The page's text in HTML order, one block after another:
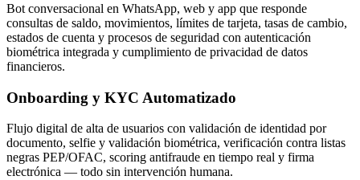
Bot conversacional en WhatsApp, web y app que responde
consultas de saldo, movimientos, límites de tarjeta, tasas de cambio,
estados de cuenta y procesos de seguridad con autenticación
biométrica integrada y cumplimiento de privacidad de datos
financieros.
Onboarding y KYC Automatizado
Flujo digital de alta de usuarios con validación de identidad por
documento, selfie y validación biométrica, verificación contra listas
negras PEP/OFAC, scoring antifraude en tiempo real y firma
electrónica — todo sin intervención humana.